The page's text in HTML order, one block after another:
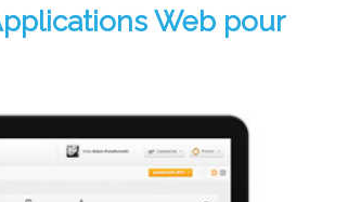
Web pour